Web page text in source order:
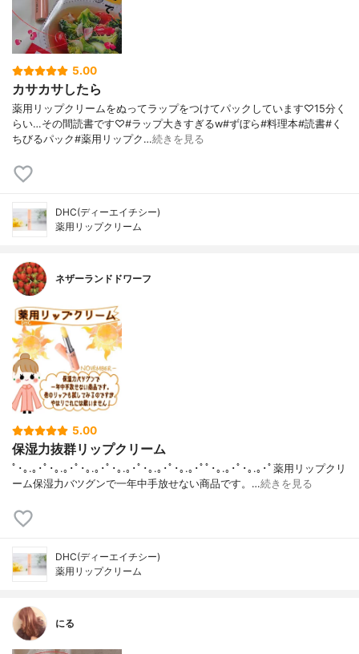
5.00
カサカサしたら
薬用リップクリームをぬってラップをつけてパックしています♡15分く
らい…その間読書です♡#ラップ大きすぎるw#ずぼら#料理本#読書#く
ちびるパック#薬用リップク…続きを見る
DHC(ディーエイチシー)
薬用リップクリーム
ネザーランドドワーフ
5.00
保湿力抜群リップクリーム
ﾟ･｡.｡･ﾟ･｡.｡･ﾟ･｡.｡･ﾟ･｡.｡･ﾟ･｡.｡･ﾟ･｡.｡･ﾟﾟ･｡.｡･ﾟ･｡.｡･ﾟ薬用リップクリ
ーム保湿力バツグンで一年中手放せない商品です。…続きを見る
DHC(ディーエイチシー)
薬用リップクリーム
にる